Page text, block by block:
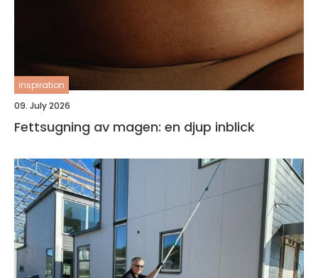
inspiration
09. July 2026
Fettsugning av magen: en djup inblick